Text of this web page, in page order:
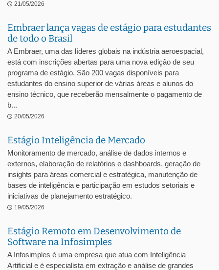
21/05/2026
Embraer lança vagas de estágio para estudantes
de todo o Brasil
A Embraer, uma das líderes globais na indústria aeroespacial,
está com inscrições abertas para uma nova edição de seu
programa de estágio. São 200 vagas disponíveis para
estudantes do ensino superior de várias áreas e alunos do
ensino técnico, que receberão mensalmente o pagamento de
b...
20/05/2026
Estágio Inteligência de Mercado
Monitoramento de mercado, análise de dados internos e
externos, elaboração de relatórios e dashboards, geração de
insights para áreas comercial e estratégica, manutenção de
bases de inteligência e participação em estudos setoriais e
iniciativas de planejamento estratégico.
19/05/2026
Estágio Remoto em Desenvolvimento de
Software na Infosimples
A Infosimples é uma empresa que atua com Inteligência
Artificial e é especialista em extração e análise de grandes